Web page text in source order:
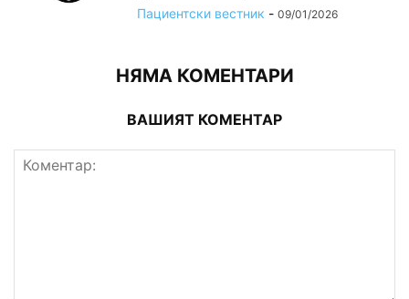
Пациентски вестник - 09/01/2026
НЯМА КОМЕНТАРИ
ВАШИЯТ КОМЕНТАР